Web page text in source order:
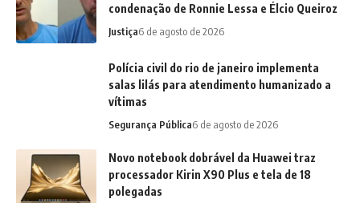
condenação de Ronnie Lessa e Élcio Queiroz
Justiça6 de agosto de 2026
Polícia civil do rio de janeiro implementa
salas lilás para atendimento humanizado a
vítimas
Segurança Pública6 de agosto de 2026
Novo notebook dobrável da Huawei traz
processador Kirin X90 Plus e tela de 18
polegadas